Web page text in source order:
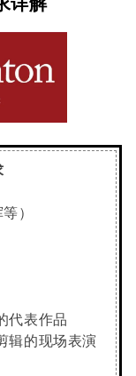
）
代表作品
辑的现场表演